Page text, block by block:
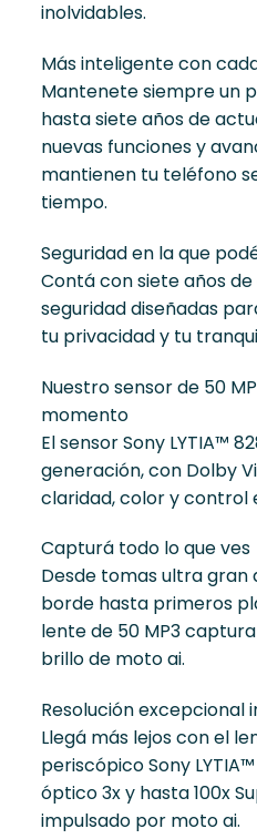
inolvidables.
Más inteligente con
Mantenete siempre un
hasta siete años de
nuevas funciones y
mantienen tu teléfono
tiempo.
Seguridad en la que
Contá con siete años
seguridad diseñadas
tu privacidad y tu
Nuestro sensor de 50
momento
El sensor Sony LYTIA™
generación, con Dolby
claridad, color y control
Capturá todo lo que ves
Desde tomas ultra gran
borde hasta primeros
lente de 50 MP3
brillo de moto ai.
Resolución excepcional
Llegá más lejos con el
periscópico Sony
óptico 3x y hasta 100x
impulsado por moto ai.